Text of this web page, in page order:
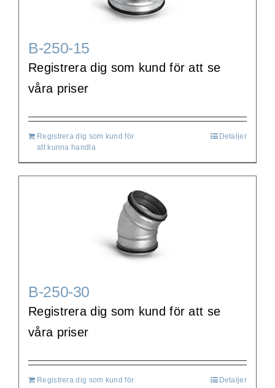
B-250-15
Registrera dig som kund för att se
våra priser
Registrera dig som kund för
att kunna handla
Detaljer
B-250-30
Registrera dig som kund för att se
våra priser
Registrera dig som kund för
Detaljer